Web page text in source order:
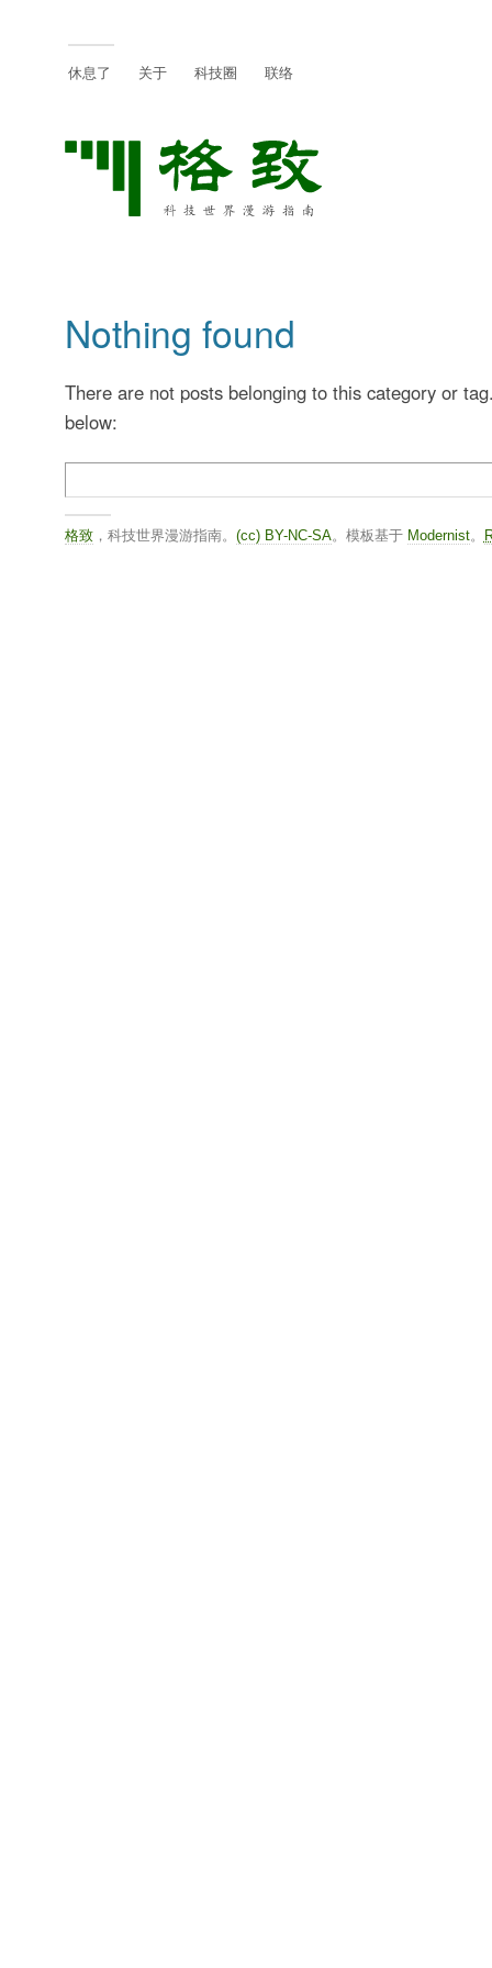
休息了 关于 科技圈 联络
Nothing found
There are not posts belonging to this category or
below:
格致，科技世界漫游指南。 (cc) BY-NC-SA。模板基于 Modernist。